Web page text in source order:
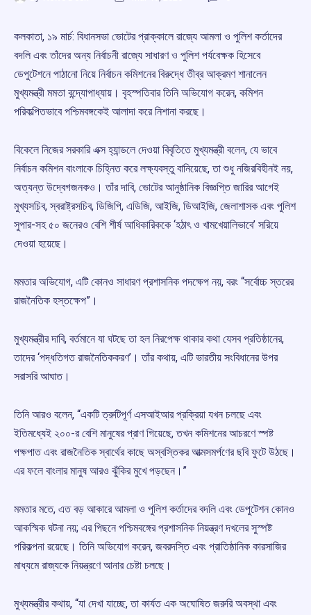
কলকাতা, ১৯ মার্চ: বিধানসভা ভোটের প্রাক্কালে রাজ্যে আমলা ও পুলিশ কর্তাদের
বদলি এবং তাঁদের অন্য নির্বাচনী রাজ্যে সাধারণ ও পুলিশ পর্যবেক্ষক হিসেবে
ডেপুটেশনে পাঠানো নিয়ে নির্বাচন কমিশনের বিরুদ্ধে তীব্র আক্রমণ শানালেন
মুখ্যমন্ত্রী মমতা বন্দ্যোপাধ্যায়। বৃহস্পতিবার তিনি অভিযোগ করেন, কমিশন
পরিকল্পিতভাবে পশ্চিমবঙ্গকেই আলাদা করে নিশানা করছে।
বিকেলে নিজের সরকারি এক্স হ্যান্ডলে দেওয়া বিবৃতিতে মুখ্যমন্ত্রী বলেন, যে ভাবে
নির্বাচন কমিশন বাংলাকে চিহ্নিত করে লক্ষ্যবস্তু বানিয়েছে, তা শুধু নজিরবিহীনই নয়,
অত্যন্ত উদ্বেগজনকও। তাঁর দাবি, ভোটের আনুষ্ঠানিক বিজ্ঞপ্তি জারির আগেই
মুখ্যসচিব, স্বরাষ্ট্রসচিব, ডিজিপি, এডিজি, আইজি, ডিআইজি, জেলাশাসক এবং পুলিশ
সুপার-সহ ৫০ জনেরও বেশি শীর্ষ আধিকারিককে ‘হঠাৎ ও খামখেয়ালিভাবে’ সরিয়ে
দেওয়া হয়েছে।
মমতার অভিযোগ, এটি কোনও সাধারণ প্রশাসনিক পদক্ষেপ নয়, বরং “সর্বোচ্চ স্তরের
রাজনৈতিক হস্তক্ষেপ”।
মুখ্যমন্ত্রীর দাবি, বর্তমানে যা ঘটছে তা হল নিরপেক্ষ থাকার কথা যেসব প্রতিষ্ঠানের,
তাদের ‘পদ্ধতিগত রাজনৈতিককরণ’। তাঁর কথায়, এটি ভারতীয় সংবিধানের উপর
সরাসরি আঘাত।
তিনি আরও বলেন, “একটি ত্রুটিপূর্ণ এসআইআর প্রক্রিয়া যখন চলছে এবং
ইতিমধ্যেই ২০০-র বেশি মানুষের প্রাণ গিয়েছে, তখন কমিশনের আচরণে স্পষ্ট
পক্ষপাত এবং রাজনৈতিক স্বার্থের কাছে অস্বস্তিকর আত্মসমর্পণের ছবি ফুটে উঠছে।
এর ফলে বাংলার মানুষ আরও ঝুঁকির মুখে পড়ছেন।”
মমতার মতে, এত বড় আকারে আমলা ও পুলিশ কর্তাদের বদলি এবং ডেপুটেশন কোনও
আকস্মিক ঘটনা নয়; এর পিছনে পশ্চিমবঙ্গের প্রশাসনিক নিয়ন্ত্রণ দখলের সুস্পষ্ট
পরিকল্পনা রয়েছে। তিনি অভিযোগ করেন, জবরদস্তি এবং প্রাতিষ্ঠানিক কারসাজির
মাধ্যমে রাজ্যকে নিয়ন্ত্রণে আনার চেষ্টা চলছে।
মুখ্যমন্ত্রীর কথায়, “যা দেখা যাচ্ছে, তা কার্যত এক অঘোষিত জরুরি অবস্থা এবং